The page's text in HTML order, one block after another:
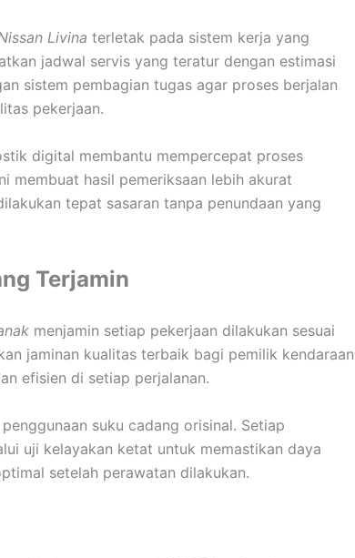
Livina terletak pada sistem kerja yang
jadwal servis yang teratur dengan estimasi
sistem pembagian tugas agar proses berjalan
pekerjaan.
digital membantu mempercepat proses
membuat hasil pemeriksaan lebih akurat
tepat sasaran tanpa penundaan yang
Terjamin
menjamin setiap pekerjaan dilakukan sesuai
jaminan kualitas terbaik bagi pemilik kendaraan
efisien di setiap perjalanan.
suku cadang orisinal. Setiap
uji kelayakan ketat untuk memastikan daya
setelah perawatan dilakukan.